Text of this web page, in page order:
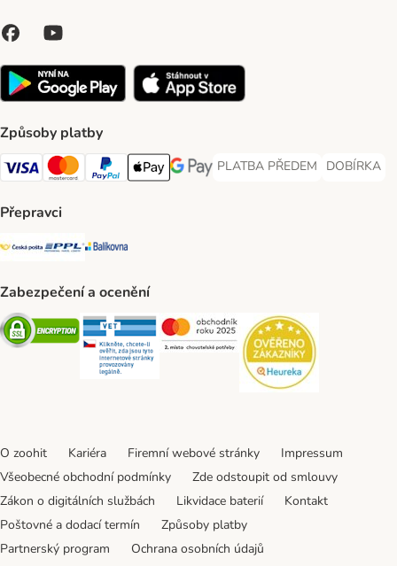
Způsoby platby
Visa Payment Method
Mastercard Payment Method
PayPal Payment Method
Apple pay Payment Method
GooglePay Payment Method
PLATBA PŘEDEM
PLATBA PŘEDEM Payment
DOBÍRKA
DOBÍRKA
Přepravci
Česká pošta Shipping Method
PPL Shipping Method
Balíkovna Shipping Method
Zabezpečení a ocenění
Security Security Security
O zoohit Kariéra Firemní webové stránky
Impressum
Všeobecné obchodní podmínky
Zde odstoupit od smlouvy
Zákon o digitálních službách
Likvidace baterií
Kontakt
Poštovné a dodací termín
Způsoby platby
Partnerský program
Ochrana osobních údajů